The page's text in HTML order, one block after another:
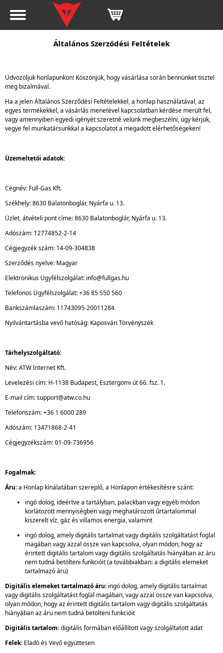
Általános Szerződési Feltételek
Üdvözöljük honlapunkon! Köszönjük, hogy vásárlása során bennünket tisztel
meg bizalmával.
Ha a jelen Általános Szerződési Feltételekkel, a honlap használatával, az
egyes termékekkel, a vásárlás menetével kapcsolatban kérdése merült fel,
vagy amennyiben egyedi igényét szeretné velünk megbeszélni, úgy kérjük,
vegye fel munkatársunkkal a kapcsolatot a megadott elérhetőségeken!
Üzemeltetői adatok:
Cégnév: Full-Gas Kft.
Székhely: 8630 Balatonboglár, Nyárfa u. 13.
Üzlet, átvételi pont címe: 8630 Balatonboglár, Nyárfa u. 13.
Adószám: 12774852-2-14
Cégjegyzék szám: 14-09-304838
Szerződés nyelve: Magyar
Elektronikus Ügyfélszolgálat: info@fullgas.hu
Telefonos Ügyfélszolgálat: +36 85 550 560
Bankszámlaszám: 11743095-20011284
Nyilvántartásba vevő hatóság: Kaposvári Törvényszék
Tárhelyszolgáltató:
Név: ATW Internet Kft.
Levelezési cím: H-1138 Budapest, Esztergomi út 66. fsz. 1.
E-mail cím: support@atw.co.hu
Telefonszám: +36 1 6000 289
Adószám: 13471868-2-41
Cégjegyzékszám: 01-09-736956
Fogalmak:
Áru: a Honlap kínálatában szereplő, a Honlapon értékesítésre szánt:
ingó dolog, ideértve a tartályban, palackban vagy egyéb módon
korlátozott mennyiségben vagy meghatározott űrtartalommal
kiszerelt víz, gáz és villamos energia, valamint
ingó dolog, amely digitális tartalmat vagy digitális szolgáltatást foglal
magában vagy azzal össze van kapcsolva, olyan módon, hogy az
érintett digitális tartalom vagy digitális szolgáltatás hiányában az áru
nem tudná betölteni funkcióit (a továbbiakban: a digitális elemeket
tartalmazó áru)
Digitális elemeket tartalmazó áru: ingó dolog, amely digitális tartalmat
vagy digitális szolgáltatást foglal magában, vagy azzal össze van kapcsolva,
olyan módon, hogy az érintett digitális tartalom vagy digitális szolgáltatás
hiányában az áru nem tudná betölteni funkcióit
Digitális tartalom: digitális formában előállított vagy szolgáltatott adat
Felek: Eladó és Vevő együttesen